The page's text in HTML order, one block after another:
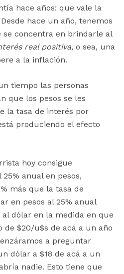
hace años: que vale la
hace un año, tenemos
se concentra en brindarle al
real positiva, o sea, una
a la inflación.
tiempo las personas
que los pesos se les
la tasa de interés por
produciendo el efecto
hoy consigue
anual en pesos,
más que la tasa de
en pesos al 25% anual
dólar en la medida en que
de $20/u$s de acá a un año
a preguntar
dólar a $18 de acá a un
nadie. Esto tiene que